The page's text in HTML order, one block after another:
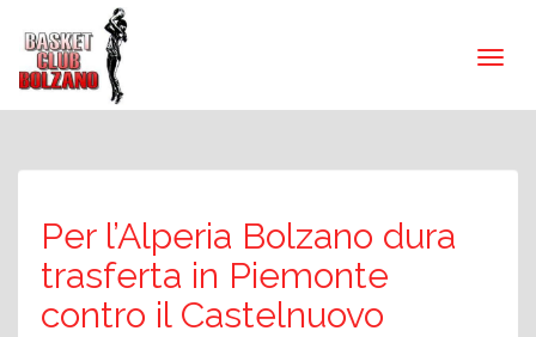
Per l’Alperia Bolzano dura
trasferta in Piemonte
contro il Castelnuovo